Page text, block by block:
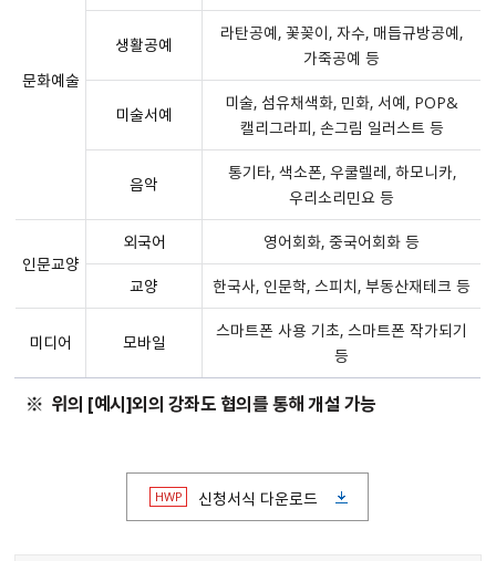
문화예술
생활공예
라탄공예, 꽃꽂이, 자수, 매듭규방공예,
가죽공예 등
미술서예
미술, 섬유채색화, 민화, 서예, POP&
캘리그라피, 손그림 일러스트 등
음악
통기타, 색소폰, 우쿨렐레, 하모니카,
우리소리민요 등
인문교양
외국어
영어회화, 중국어회화 등
교양
한국사, 인문학, 스피치, 부동산재테크 등
미디어 모바일
스마트폰 사용 기초, 스마트폰 작가되기
등
위의 [예시]외의 강좌도 협의를 통해 개설 가능
HWP 신청서식 다운로드